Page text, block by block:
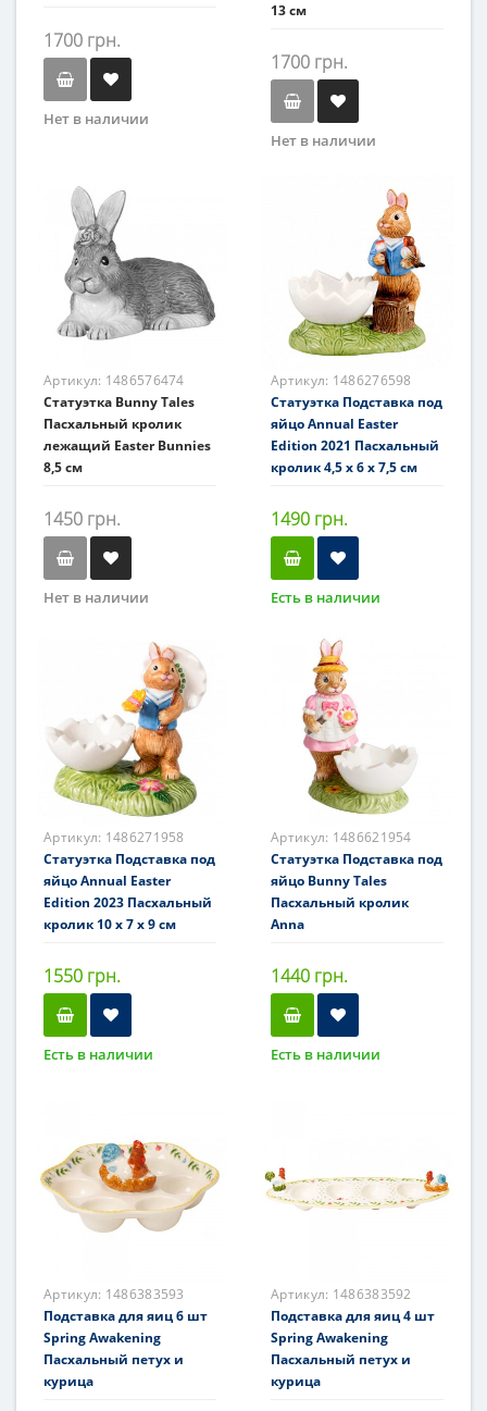
1700 грн.
Нет в наличии
13 см
1700 грн.
Нет в наличии
Артикул: 1486576474
Статуэтка Bunny Tales
Пасхальный кролик
лежащий Easter Bunnies
8,5 см
1450 грн.
Нет в наличии
Артикул: 1486276598
Статуэтка Подставка под
яйцо Annual Easter
Edition 2021 Пасхальный
кролик 4,5 x 6 x 7,5 см
1490 грн.
Есть в наличии
Артикул: 1486271958
Статуэтка Подставка под
яйцо Annual Easter
Edition 2023 Пасхальный
кролик 10 x 7 x 9 см
1550 грн.
Есть в наличии
Артикул: 1486621954
Статуэтка Подставка под
яйцо Bunny Tales
Пасхальный кролик
Anna
1440 грн.
Есть в наличии
Артикул: 1486383593
Подставка для яиц 6 шт
Spring Awakening
Пасхальный петух и
курица
Артикул: 1486383592
Подставка для яиц 4 шт
Spring Awakening
Пасхальный петух и
курица